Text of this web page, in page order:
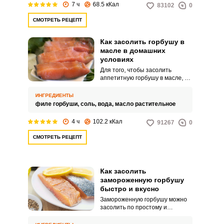
7 ч 68.5 кКал 83102 0
СМОТРЕТЬ РЕЦЕПТ
Как засолить горбушу в
масле в домашних
условиях
Для того, чтобы засолить
аппетитную горбушу в масле, не
рецепту. Готовая закуска
вкусом.
ИНГРЕДИЕНТЫ
филе горбуши, соль, вода, масло растительное
4 ч 102.2 кКал 91267 0
СМОТРЕТЬ РЕЦЕПТ
Как засолить
замороженную горбушу
быстро и вкусно
Замороженную горбушу можно
засолить по простому и